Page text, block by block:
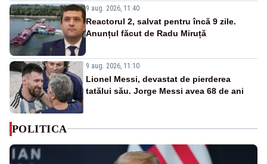
9 aug. 2026, 11:40
Reactorul 2, salvat pentru încă 9 zile.
Anunțul făcut de Radu Miruță
9 aug. 2026, 11:10
Lionel Messi, devastat de pierderea
tatălui său. Jorge Messi avea 68 de ani
POLITICA